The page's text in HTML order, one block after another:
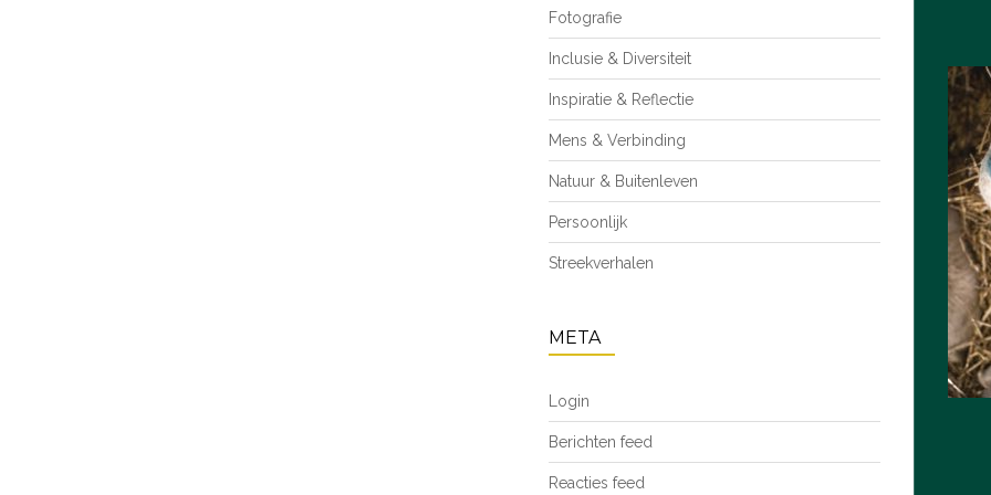
Fotografie
Inclusie & Diversiteit
Inspiratie & Reflectie
Mens & Verbinding
Natuur & Buitenleven
Persoonlijk
Streekverhalen
META
Login
Berichten feed
Reacties feed